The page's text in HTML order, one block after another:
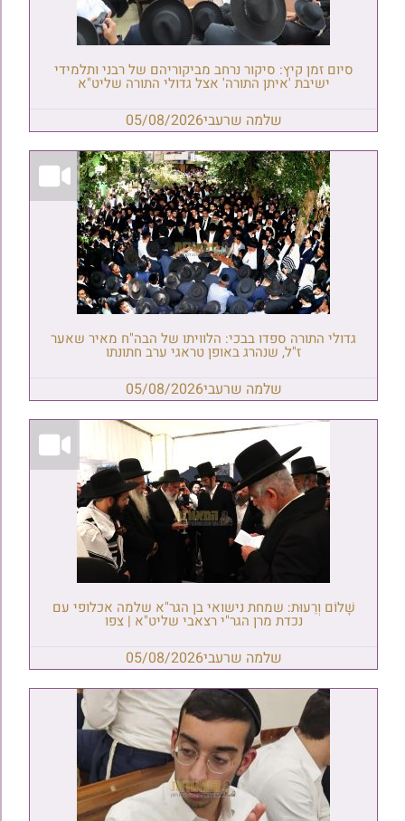
סיום זמן קיץ: סיקור נרחב מביקוריהם של רבני ותלמידי
ישיבת 'איתן התורה' אצל גדולי התורה שליט"א
שלמה שרעבי05/08/2026
גדולי התורה ספדו בבכי: הלוויתו של הבה"ח מאיר שאער
ז"ל, שנהרג באופן טראגי ערב חתונתו
שלמה שרעבי05/08/2026
שָׁלוֹם וְרֵעוּת: שמחת נישואי בן הגר"א שלמה אכלופי עם
נכדת מרן הגר"י רצאבי שליט"א | צפו
שלמה שרעבי05/08/2026